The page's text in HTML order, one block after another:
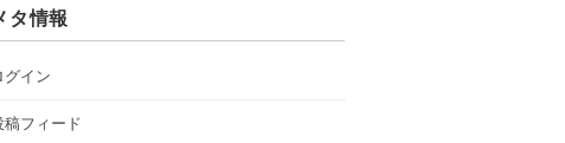
タ情報
グイン
稿フィード